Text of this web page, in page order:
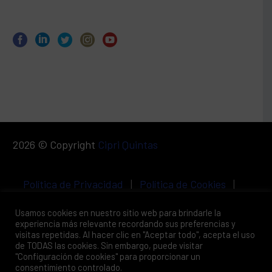
2026 © Copyright Cipri Quintas
Política de Privacidad | Política de Cookies |
Usamos cookies en nuestro sitio web para brindarle la
experiencia más relevante recordando sus preferencias y
visitas repetidas. Al hacer clic en "Aceptar todo", acepta el uso
de TODAS las cookies. Sin embargo, puede visitar
"Configuración de cookies" para proporcionar un
consentimiento controlado.